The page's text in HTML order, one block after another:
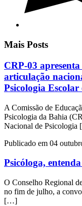
Mais Posts
CRP-03
articulação
Psicologia
A Comissão de
Psicologia da Bahia
Nacional de
Publicado em 04
Psicóloga,
O Conselho Regional
no fim de julho, a
[…]